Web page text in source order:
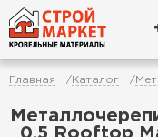
Главная Каталог
0,5 Rooftop